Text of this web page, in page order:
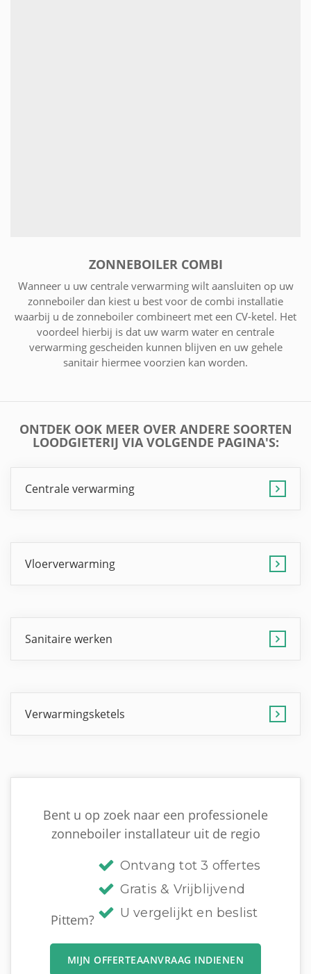
ZONNEBOILER COMBI
Wanneer u uw centrale verwarming wilt aansluiten op uw
zonneboiler dan kiest u best voor de combi installatie
waarbij u de zonneboiler combineert met een CV-ketel. Het
voordeel hierbij is dat uw warm water en centrale
verwarming gescheiden kunnen blijven en uw gehele
sanitair hiermee voorzien kan worden.
ONTDEK OOK MEER OVER ANDERE SOORTEN
LOODGIETERIJ VIA VOLGENDE PAGINA'S:
Centrale verwarming
Vloerverwarming
Sanitaire werken
Verwarmingsketels
Bent u op zoek naar een professionele
zonneboiler installateur uit de regio
Pittem?
Ontvang tot 3 offertes
Gratis & Vrijblijvend
U vergelijkt en beslist
MIJN OFFERTEAANVRAAG INDIENEN